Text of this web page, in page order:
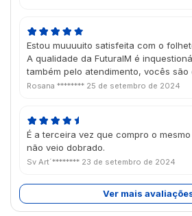
Estou muuuuito satisfeita com o
A qualidade da FuturaIM é
também pelo atendimento, vocês são
Rosana ******** 25 de setembro de 2024
É a terceira vez que compro o
não veio dobrado.
Sv Art´******** 23 de setembro de 2024
Ver mais